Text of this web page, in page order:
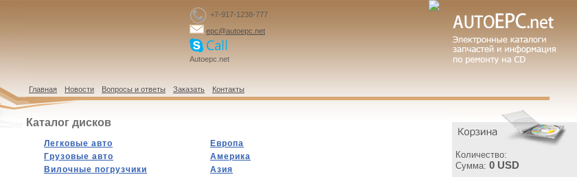
Количество:
Сумма: 0 USD
+7-917-1238-777
epc@autoepc.net
Autoepc.net
Главная Новости Вопросы и ответы Заказать Контакты
Каталог дисков
Легковые авто
Грузовые авто
Вилочные погрузчики
Европа
Америка
Азия